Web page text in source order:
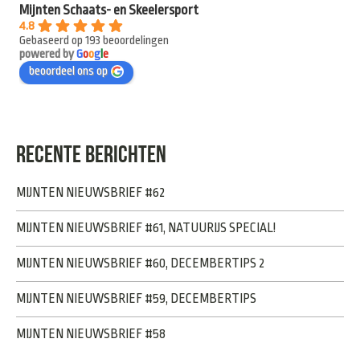
Mijnten Schaats- en Skeelersport
4.8
Gebaseerd op 193 beoordelingen
powered byGooge
beoordeel ons op
RECENTE BERICHTEN
MIJNTEN NIEUWSBRIEF #62
MIJNTEN NIEUWSBRIEF #61, NATUURIJS SPECIAL!
MIJNTEN NIEUWSBRIEF #60, DECEMBERTIPS 2
MIJNTEN NIEUWSBRIEF #59, DECEMBERTIPS
MIJNTEN NIEUWSBRIEF #58